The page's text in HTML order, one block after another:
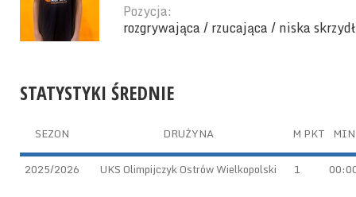
Pozycja:
rozgrywająca / rzucająca / niska
STATYSTYKI ŚREDNIE
SEZON DRUŻYNA M PKT MIN
2025/2026 UKS Olimpijczyk Ostrów Wielkopolski 1